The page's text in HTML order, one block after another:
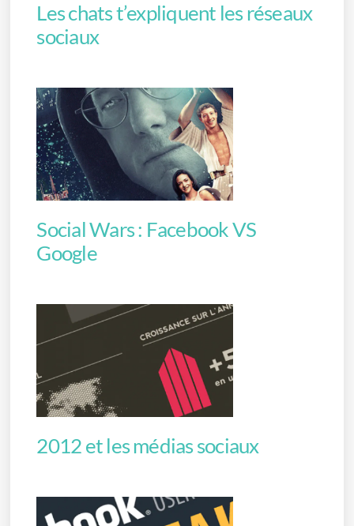
Les chats t’expliquent les réseaux
sociaux
Social Wars : Facebook VS
Google
2012 et les médias sociaux